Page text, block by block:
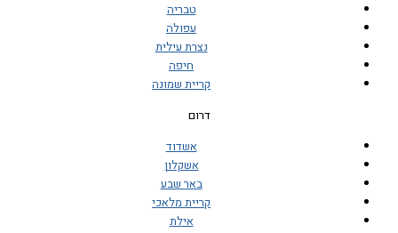
טבריה
עפולה
נצרת עילית
חיפה
קריית שמונה
דרום
אשדוד
אשקלון
באר שבע
קריית מלאכי
אילת